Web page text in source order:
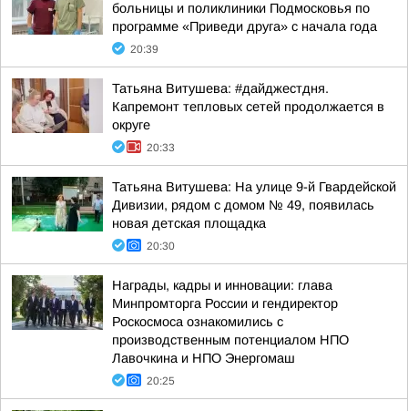
больницы и поликлиники Подмосковья по
программе «Приведи друга» с начала года
20:39
Татьяна Витушева: #дайджестдня.
Капремонт тепловых сетей продолжается в
округе
20:33
Татьяна Витушева: На улице 9-й Гвардейской
Дивизии, рядом с домом № 49, появилась
новая детская площадка
20:30
Награды, кадры и инновации: глава
Минпромторга России и гендиректор
Роскосмоса ознакомились с
производственным потенциалом НПО
Лавочкина и НПО Энергомаш
20:25